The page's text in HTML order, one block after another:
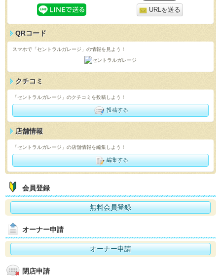
URLを送る
QRコード
スマホで「セントラルガレージ」の情報を見よう！
クチコミ
「セントラルガレージ」のクチコミを投稿しよう！
投稿する
店舗情報
「セントラルガレージ」の店舗情報を編集しよう！
編集する
会員登録
無料会員登録
オーナー申請
オーナー申請
閉店申請